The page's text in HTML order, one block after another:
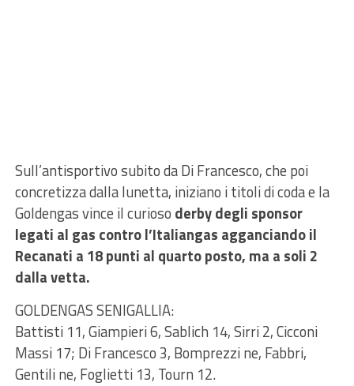
Sull’antisportivo subito da Di Francesco, che poi
concretizza dalla lunetta, iniziano i titoli di coda e la
Goldengas vince il curioso derby degli sponsor
legati al gas contro l’Italiangas agganciando il
Recanati a 18 punti al quarto posto, ma a soli 2
dalla vetta.
GOLDENGAS SENIGALLIA:
Battisti 11, Giampieri 6, Sablich 14, Sirri 2, Cicconi
Massi 17; Di Francesco 3, Bomprezzi ne, Fabbri,
Gentili ne, Foglietti 13, Tourn 12.